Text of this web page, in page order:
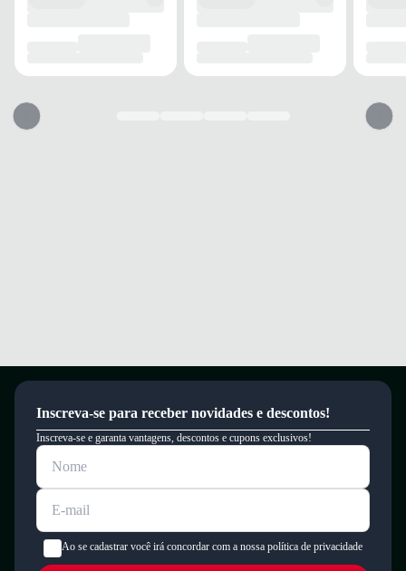
Garantia
um período de 90 dias.
Inscreva-se para receber novidades e descontos!
Inscreva-se e garanta vantagens, descontos e cupons exclusivos!
Ao se cadastrar você irá concordar com a nossa política de privacidade